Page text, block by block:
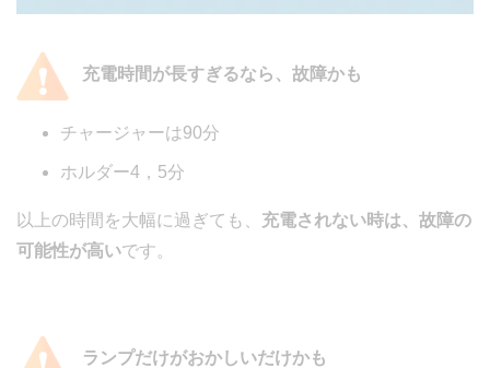
充電時間が長すぎるなら、故障かも
チャージャーは90分
ホルダー4，5分
以上の時間を大幅に過ぎても、 充電されない時は、故障の
可能性が高いです。
ランプだけがおかしいだけかも